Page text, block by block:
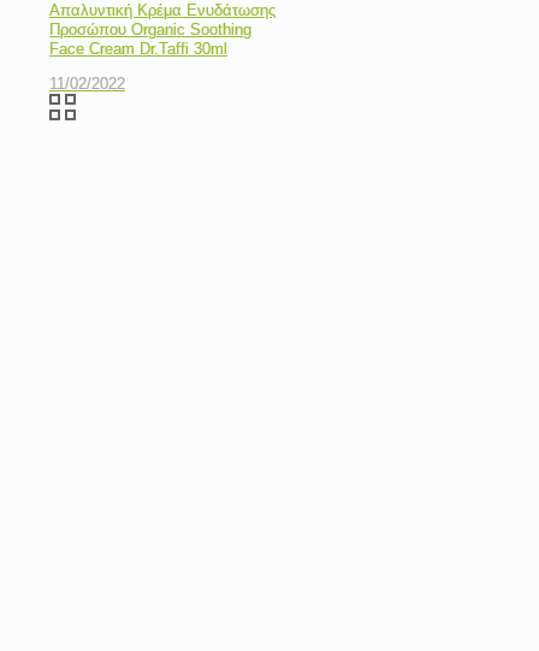
Απαλυντική Κρέμα Ενυδάτωσης
Προσώπου Organic Soothing
Face Cream Dr.Taffi 30ml
11/02/2022